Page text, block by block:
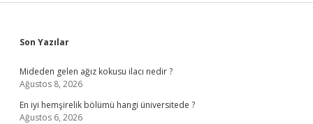
Sidebar
Son Yazılar
Mideden gelen ağız kokusu ilacı nedir ?
Ağustos 8, 2026
En iyi hemşirelik bölümü hangi üniversitede ?
Ağustos 6, 2026